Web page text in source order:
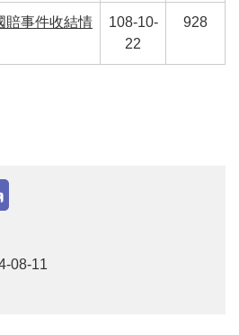
賠事件收結情
108-10-
22
928
08-11